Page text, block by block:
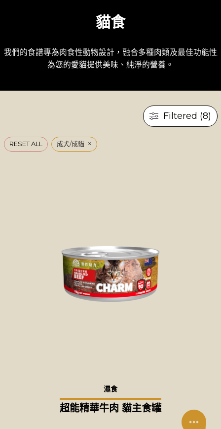
貓食
我們的食譜專為肉食性動物設計，融合多種肉類及最佳功能性
為您的愛貓提供美味、純淨的營養。
Filtered (8)
RESET ALL 成犬/成貓 ×
濕食
超能精華牛肉 貓主食罐